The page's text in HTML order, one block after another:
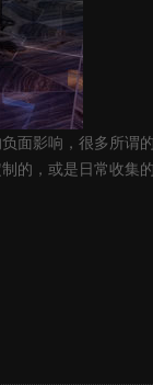
影响，很多所谓
的，或是日常收集